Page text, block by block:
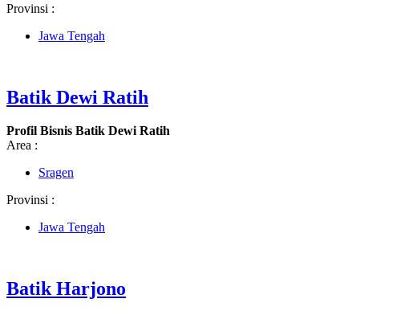
Provinsi :
Jawa Tengah
Batik Dewi Ratih
Profil Bisnis Batik Dewi Ratih
Area :
Sragen
Provinsi :
Jawa Tengah
Batik Harjono